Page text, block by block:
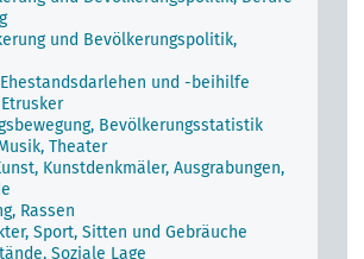
und Bevölkerungspolitik,
Ehestandsdarlehen und -beihilfe
Etrusker
Bevölkerungsstatistik
Theater
Kunstdenkmäler, Ausgrabungen,
Rassen
Sport, Sitten und Gebräuche
Soziale Lage